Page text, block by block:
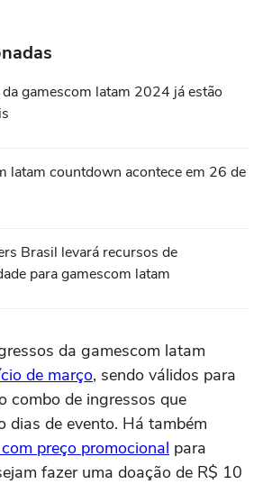
gamescom latam 2024 já estão
latam countdown acontece em 26 de
Brasil levará recursos de
para gamescom latam
da gamescom latam
de março, sendo válidos para
combo de ingressos que
dias de evento. Há também
preço promocional para
fazer uma doação de R$ 10